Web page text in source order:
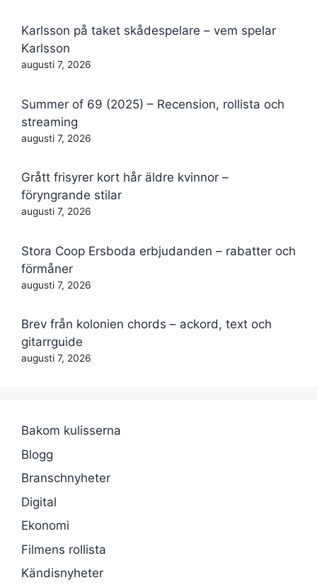
Karlsson på taket skådespelare – vem spelar
Karlsson
augusti 7, 2026
Summer of 69 (2025) – Recension, rollista och
streaming
augusti 7, 2026
Grått frisyrer kort hår äldre kvinnor –
föryngrande stilar
augusti 7, 2026
Stora Coop Ersboda erbjudanden – rabatter och
förmåner
augusti 7, 2026
Brev från kolonien chords – ackord, text och
gitarrguide
augusti 7, 2026
Bakom kulisserna
Blogg
Branschnyheter
Digital
Ekonomi
Filmens rollista
Kändisnyheter